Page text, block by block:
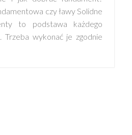
czy ławy Solidne
to podstawa każdego
Trzeba wykonać je zgodnie